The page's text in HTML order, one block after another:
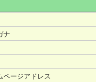
ナ
ページアドレス